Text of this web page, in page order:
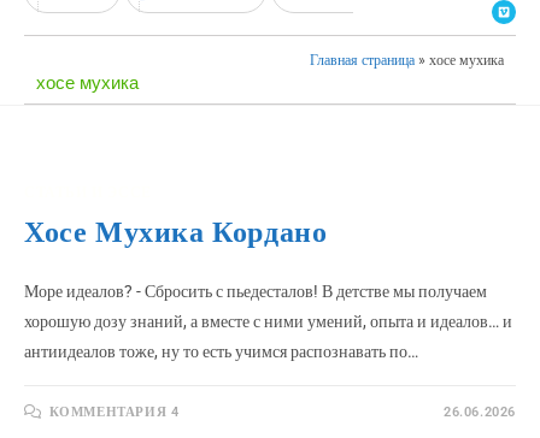
Главная страница » хосе мухика
хосе мухика
Хосе Мухика Кордано
Море идеалов? - Сбросить с пьедесталов! В детстве мы получаем
хорошую дозу знаний, а вместе с ними умений, опыта и идеалов… и
антиидеалов тоже, ну то есть учимся распознавать по…
КОММЕНТАРИЯ 4 26.06.2026